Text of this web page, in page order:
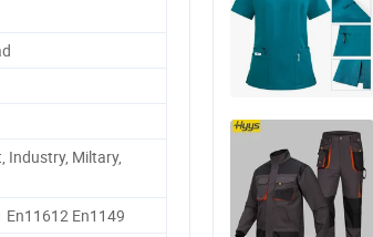
Industry, Miltary,
En11612 En1149